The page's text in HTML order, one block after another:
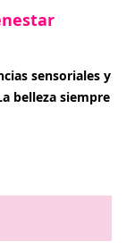
sensoriales y
belleza siempre